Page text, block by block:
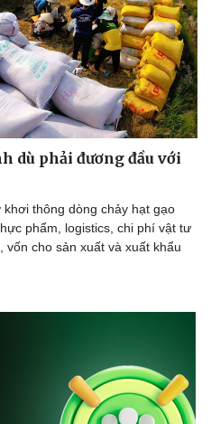
dù phải đương đầu với
khơi thông dòng chảy hạt gạo
phẩm, logistics, chi phí vật tư
vốn cho sản xuất và xuất khẩu